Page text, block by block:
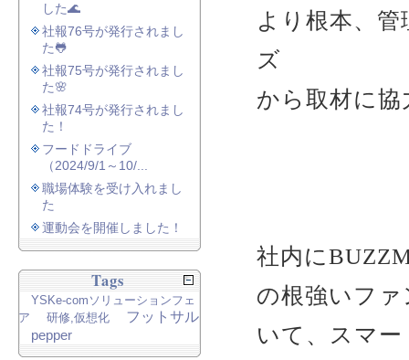
より根本、
ズ
から取材に
社内に
の根強いファ
いて、スマー
した🌊
社報76号が発行されまし
た🐸
社報75号が発行されまし
た🌸
社報74号が発行されまし
た！
フードドライブ
（2024/9/1～10/...
職場体験を受け入れまし
た
運動会を開催しました！
Tags
YSKe-comソリューションフェ
ア
研修,仮想化
フットサル
pepper